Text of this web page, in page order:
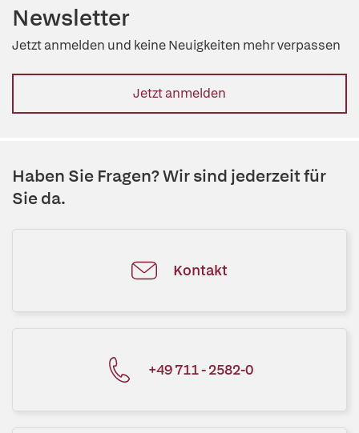
Newsletter
Jetzt anmelden und keine Neuigkeiten mehr verpassen
Jetzt anmelden
Haben Sie Fragen? Wir sind jederzeit für
Sie da.
Kontakt
+49 711 - 2582-0